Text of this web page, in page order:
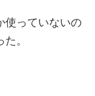
使っていないの
。